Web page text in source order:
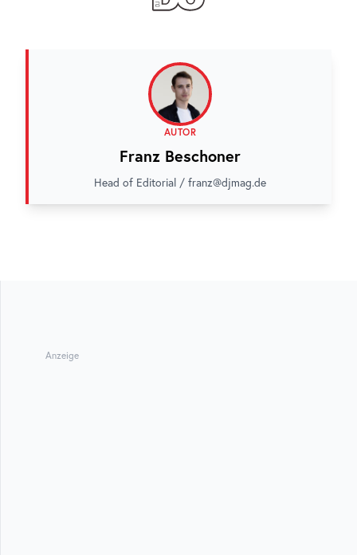
AUTOR
Franz Beschoner
Head of Editorial / franz@djmag.de
Anzeige